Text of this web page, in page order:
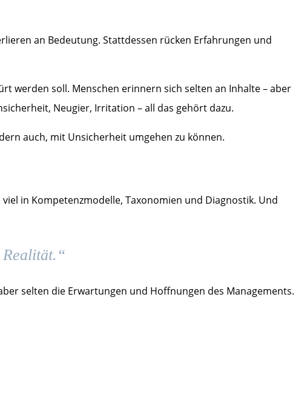
an Bedeutung. Stattdessen rücken Erfahrungen und
werden soll. Menschen erinnern sich selten an Inhalte – aber
Neugier, Irritation – all das gehört dazu.
auch, mit Unsicherheit umgehen zu können.
in Kompetenzmodelle, Taxonomien und Diagnostik. Und
selten die Erwartungen und Hoffnungen des Managements.